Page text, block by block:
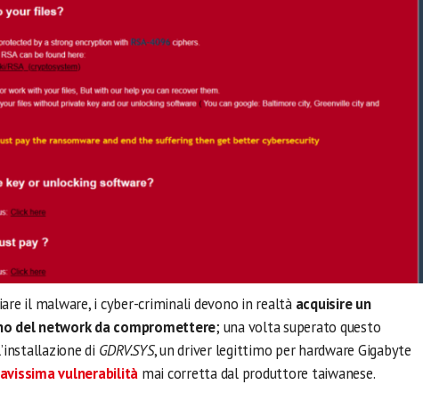
il malware, i cyber-criminali devono in realtà acquisire un
del network da compromettere; una volta superato questo
di GDRV.SYS, un driver legittimo per hardware Gigabyte
vulnerabilità mai corretta dal produttore taiwanese.